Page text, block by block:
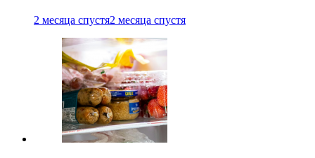
2 месяца спустя2 месяца спустя